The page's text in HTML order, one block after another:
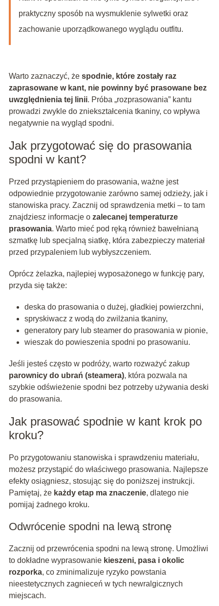
praktyczny sposób na wysmuklenie sylwetki oraz
zachowanie uporządkowanego wyglądu outfitu.
Warto zaznaczyć, że spodnie, które zostały raz
zaprasowane w kant, nie powinny być prasowane bez
uwzględnienia tej linii. Próba „rozprasowania” kantu
prowadzi zwykle do zniekształcenia tkaniny, co wpływa
negatywnie na wygląd spodni.
Jak przygotować się do prasowania
spodni w kant?
Przed przystąpieniem do prasowania, ważne jest
odpowiednie przygotowanie zarówno samej odzieży, jak i
stanowiska pracy. Zacznij od sprawdzenia metki – to tam
znajdziesz informacje o zalecanej temperaturze
prasowania. Warto mieć pod ręką również bawełnianą
szmatkę lub specjalną siatkę, która zabezpieczy materiał
przed przypaleniem lub wybłyszczeniem.
Oprócz żelazka, najlepiej wyposażonego w funkcję pary,
przyda się także:
deska do prasowania o dużej, gładkiej powierzchni,
spryskiwacz z wodą do zwilżania tkaniny,
generatory pary lub steamer do prasowania w pionie,
wieszak do powieszenia spodni po prasowaniu.
Jeśli jesteś często w podróży, warto rozważyć zakup
parownicy do ubrań (steamera), która pozwala na
szybkie odświeżenie spodni bez potrzeby używania deski
do prasowania.
Jak prasować spodnie w kant krok po
kroku?
Po przygotowaniu stanowiska i sprawdzeniu materiału,
możesz przystąpić do właściwego prasowania. Najlepsze
efekty osiągniesz, stosując się do poniższej instrukcji.
Pamiętaj, że każdy etap ma znaczenie, dlatego nie
pomijaj żadnego kroku.
Odwrócenie spodni na lewą stronę
Zacznij od przewrócenia spodni na lewą stronę. Umożliwi
to dokładne wyprasowanie kieszeni, pasa i okolic
rozporka, co zminimalizuje ryzyko powstania
nieestetycznych zagnieceń w tych newralgicznych
miejscach.